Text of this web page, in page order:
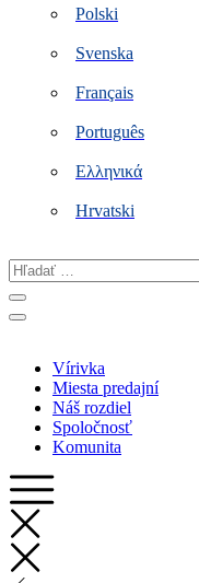
Polski
Svenska
Français
Português
Ελληνικά
Hrvatski
Hľadať
…
Vírivka
Miesta predajní
Náš rozdiel
Spoločnosť
Komunita